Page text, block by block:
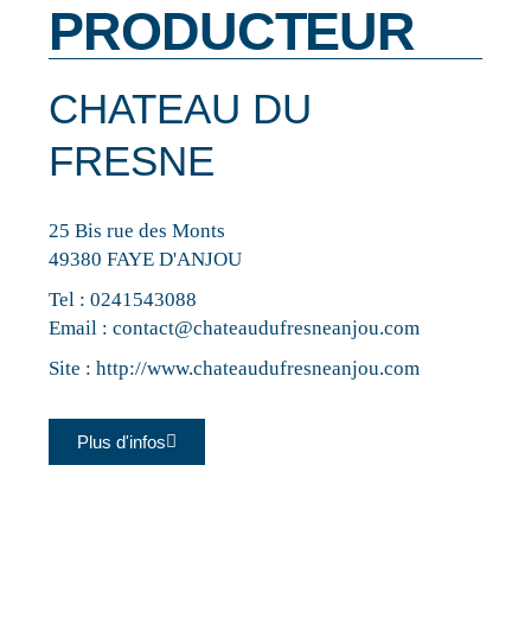
PRODUCTEUR
CHATEAU DU
FRESNE
25 Bis rue des Monts
49380 FAYE D'ANJOU
Tel :0241543088
Email :contact@chateaudufresneanjou.com
Site :http://www.chateaudufresneanjou.com
Plus d'infos